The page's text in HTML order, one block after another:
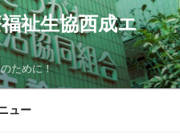
祉生協西成エ
ために！
ュー